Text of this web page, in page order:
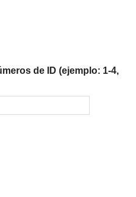
de ID (ejemplo: 1-4,